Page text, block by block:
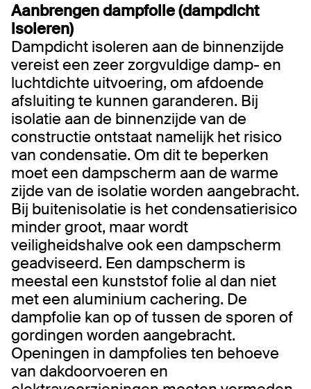
Aanbrengen dampfolie (dampdicht
isoleren)
Dampdicht isoleren aan de binnenzijde
vereist een zeer zorgvuldige damp- en
luchtdichte uitvoering, om afdoende
afsluiting te kunnen garanderen. Bij
isolatie aan de binnenzijde van de
constructie ontstaat namelijk het risico
van condensatie. Om dit te beperken
moet een dampscherm aan de warme
zijde van de isolatie worden aangebracht.
Bij buitenisolatie is het condensatierisico
minder groot, maar wordt
veiligheidshalve ook een dampscherm
geadviseerd. Een dampscherm is
meestal een kunststof folie al dan niet
met een aluminium cachering. De
dampfolie kan op of tussen de sporen of
gordingen worden aangebracht.
Openingen in dampfolies ten behoeve
van dakdoorvoeren en